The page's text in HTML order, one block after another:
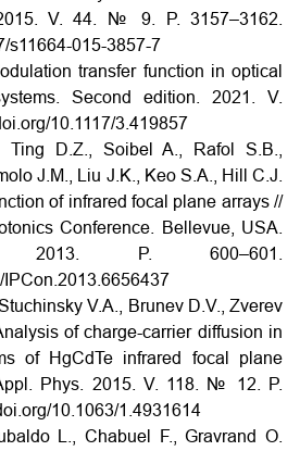
V. 44. № 9. P. 3157–3162.
s11664-015-3857-7
transfer function in optical
Second edition. 2021. V.
10.1117/3.419857
D.Z., Soibel A., Rafol S.B.,
J.M., Liu J.K., Keo S.A., Hill C.J.
of infrared focal plane arrays //
Conference. Bellevue, USA.
2013. P. 600–601.
IPCon.2013.6656437
V.A., Brunev D.V., Zverev
of charge-carrier diffusion in
of HgCdTe infrared focal plane
Phys. 2015. V. 118. № 12. P.
10.1063/1.4931614
L., Chabuel F., Gravrand O.